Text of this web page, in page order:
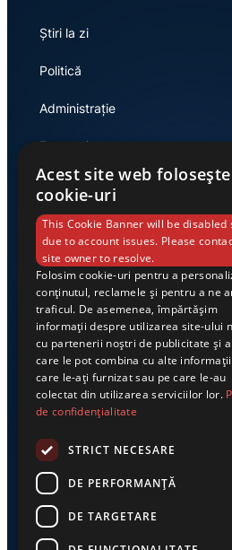
Știri la zi
Politică
Administrație
Economie
Link-uri utile
Despre noi
Casa de editură Exclusiv
Acest site web folosește
cookie-uri
This Cookie Banner will be disabled
due to account issues. Please
site owner to resolve.
Folosim cookie-uri pentru a
conținutul, reclamele și pentru a ne
traficul. De asemenea, împărtășim
informații despre utilizarea site-ului
cu partenerii noștri de publicitate și
care le pot combina cu alte
care le-ați furnizat sau pe care le-au
colectat din utilizarea serviciilor lor.
de confidențialitate
STRICT NECESARE
DE PERFORMANȚĂ
DE TARGETARE